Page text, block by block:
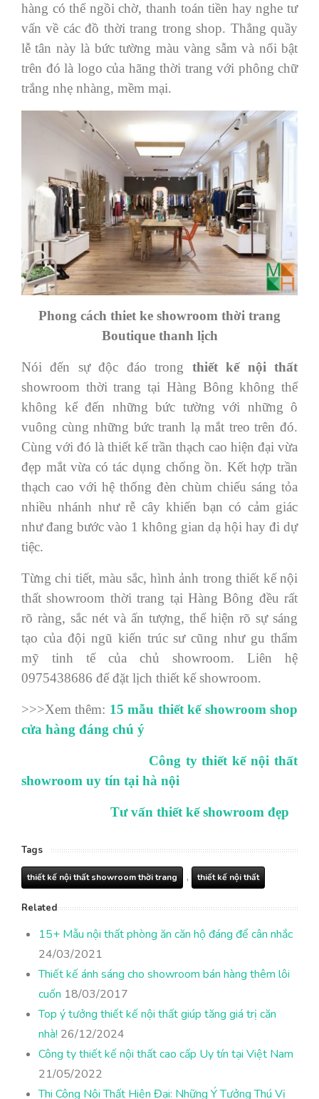
hàng có thể ngồi chờ, thanh toán tiền hay nghe tư
vấn về các đồ thời trang trong shop. Thẳng quầy
lễ tân này là bức tường màu vàng sẫm và nổi bật
trên đó là logo của hãng thời trang với phông chữ
trắng nhẹ nhàng, mềm mại.
Phong cách thiet ke showroom thời trang
Boutique thanh lịch
Nói đến sự độc đáo trong thiết kế nội thất
showroom thời trang tại Hàng Bông không thể
không kể đến những bức tường với những ô
vuông cùng những bức tranh lạ mắt treo trên đó.
Cùng với đó là thiết kế trần thạch cao hiện đại vừa
đẹp mắt vừa có tác dụng chống ồn. Kết hợp trần
thạch cao với hệ thống đèn chùm chiếu sáng tỏa
nhiều nhánh như rễ cây khiến bạn có cảm giác
như đang bước vào 1 không gian dạ hội hay đi dự
tiệc.
Từng chi tiết, màu sắc, hình ảnh trong thiết kế nội
thất showroom thời trang tại Hàng Bông đều rất
rõ ràng, sắc nét và ấn tượng, thể hiện rõ sự sáng
tạo của đội ngũ kiến trúc sư cũng như gu thẩm
mỹ tinh tế của chủ showroom. Liên hệ
0975438686 để đặt lịch thiết kế showroom.
>>>Xem thêm: 15 mẫu thiết kế showroom shop
cửa hàng đáng chú ý
Công ty thiết kế nội thất
showroom uy tín tại hà nội
Tư vấn thiết kế showroom đẹp
Tags
thiết kế nội thất showroom thời trang , thiết kế nội thất
Related
15+ Mẫu nội thất phòng ăn căn hộ đáng để cân nhắc
24/03/2021
Thiết kế ánh sáng cho showroom bán hàng thêm lôi
cuốn 18/03/2017
Top ý tưởng thiết kế nội thất giúp tăng giá trị căn
nhà! 26/12/2024
Công ty thiết kế nội thất cao cấp Uy tín tại Việt Nam
21/05/2022
Thi Công Nội Thất Hiện Đại: Những Ý Tưởng Thú Vị